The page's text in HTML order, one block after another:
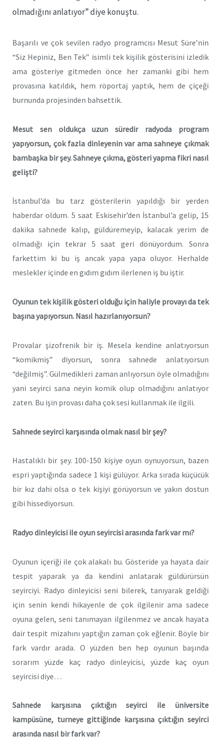
olmadığını anlatıyor” diye konuştu.
Başarılı ve çok sevilen radyo programcısı Mesut Süre’nin
“Siz Hepiniz, Ben Tek” isimli tek kişilik gösterisini izledik
ama gösteriye gitmeden önce her zamanki gibi hem
provasına katıldık, hem röportaj yaptık, hem de çiçeği
burnunda projesinden bahsettik.
Mesut sen oldukça uzun süredir radyoda program
yapıyorsun, çok fazla dinleyenin var ama sahneye çıkmak
bambaşka bir şey. Sahneye çıkma, gösteri yapma fikri nasıl
gelişti?
İstanbul’da bu tarz gösterilerin yapıldığı bir yerden
haberdar oldum. 5 saat Eskisehir’den İstanbul’a gelip, 15
dakika sahnede kalıp, güldüremeyip, kalacak yerim de
olmadığı için tekrar 5 saat geri dönüyordum. Sonra
farkettim ki bu iş ancak yapa yapa oluyor. Herhalde
meslekler içinde en gıdım gıdım ilerlenen iş bu iştir.
Oyunun tek kişilik gösteri olduğu için haliyle provayı da tek
başına yapıyorsun. Nasıl hazırlanıyorsun?
Provalar şizofrenik bir iş. Mesela kendine anlatıyorsun
“komikmiş” diyorsun, sonra sahnede anlatıyorsun
“değilmiş”. Gülmedikleri zaman anlıyorsun öyle olmadığını
yani seyirci sana neyin komik olup olmadığını anlatıyor
zaten. Bu işin provası daha çok sesi kullanmak ile ilgili.
Sahnede seyirci karşısında olmak nasıl bir şey?
Hastalıklı bir şey. 100-150 kişiye oyun oynuyorsun, bazen
espri yaptığında sadece 1 kişi gülüyor. Arka sırada küçücük
bir kız dahi olsa o tek kişiyi görüyorsun ve yakın dostun
gibi hissediyorsun.
Radyo dinleyicisi ile oyun seyircisi arasında fark var mı?
Oyunun içeriği ile çok alakalı bu. Gösteride ya hayata dair
tespit yaparak ya da kendini anlatarak güldürürsün
seyirciyi. Radyo dinleyicisi seni bilerek, tanıyarak geldiği
için senin kendi hikayenle de çok ilgilenir ama sadece
oyuna gelen, seni tanımayan ilgilenmez ve ancak hayata
dair tespit mizahını yaptığın zaman çok eğlenir. Böyle bir
fark vardır arada. O yüzden ben hep oyunun başında
sorarım yüzde kaç radyo dinleyicisi, yüzde kaç oyun
seyircisi diye…
Sahnede karşısına çıktığın seyirci ile üniversite
kampüsüne, turneye gittiğinde karşısına çıktığın seyirci
arasında nasıl bir fark var?